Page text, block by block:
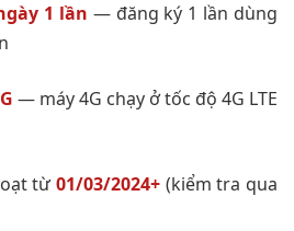
1 lần — đăng ký 1 lần dùng
— máy 4G chạy ở tốc độ 4G LTE
từ01/03/2024+ (kiểm tra qua